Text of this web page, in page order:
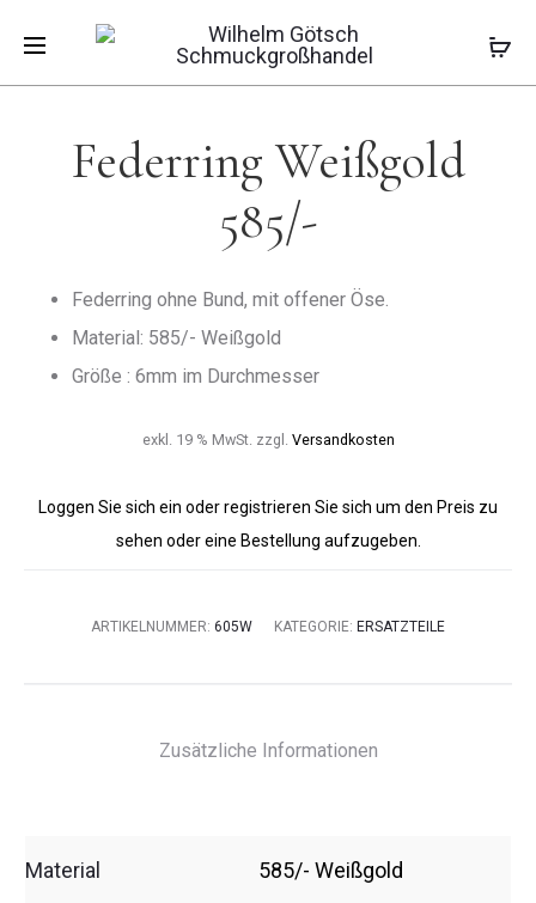
585/-
SILBER
Start Ersatzteile Federring Weißgold 585/-
Federring Weißgold
585/-
Federring ohne Bund, mit offener Öse.
Material: 585/- Weißgold
Größe : 6mm im Durchmesser
exkl. 19 % MwSt. zzgl. Versandkosten
Loggen Sie sich ein oder registrieren Sie sich um den Preis zu
sehen oder eine Bestellung aufzugeben.
ARTIKELNUMMER: 605W KATEGORIE: ERSATZTEILE
Zusätzliche Informationen
Material 585/- Weißgold